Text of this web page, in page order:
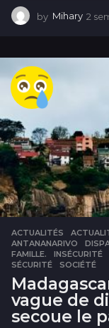
by Mihary 2
ACTUALITÉS
ANTANANARIVO
,
FAMILLE.
,INSÉCURITÉ
SÉCURITÉ
,SOCIÉTÉ
vague de
secoue le